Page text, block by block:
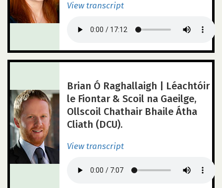
View transcript
Brian Ó Raghallaigh | Léachtóir
le Fiontar & Scoil na Gaeilge,
Ollscoil Chathair Bhaile Átha
Cliath (DCU).
View transcript